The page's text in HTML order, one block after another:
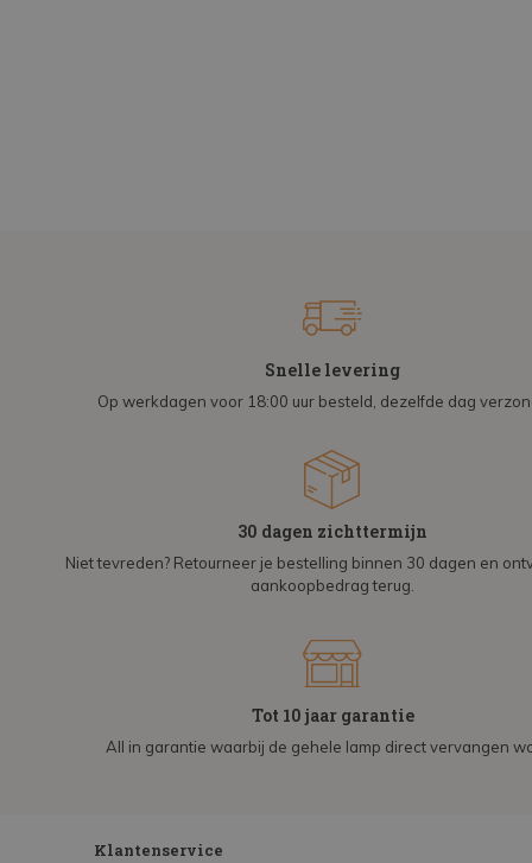
Snelle levering
Op werkdagen voor 18:00 uur besteld, dezelfde dag
30 dagen zichttermijn
Niet tevreden? Retourneer je bestelling binnen 30 dagen en
aankoopbedrag terug.
Tot 10 jaar garantie
All in garantie waarbij de gehele lamp direct vervangen
Klantenservice